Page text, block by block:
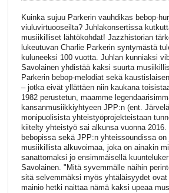
Kuinka sujuu Parkerin vauhdikas bebop-
viuluvirtuooseilta? Juhlakonsertissa
musiikilliset lähtökohdat! Jazzhistorian
lukeutuvan Charlie Parkerin syntymästä
kuluneeksi 100 vuotta. Juhlan kunniaksi
Savolainen yhdistää kaksi suurta
Parkerin bebop-melodiat sekä
– jotka eivät yllättäen niin kaukana
1982 perustetun, maamme
kansanmusiikkiyhtyeen JPP:n (ent.
monipuolisista yhteistyöprojekteistaan
kiitelty yhteistyö sai alkunsa vuonna 2016.
bebopissa sekä JPP:n yhteissoundissa
musiikillista alkuvoimaa, joka on ainakin
sanattomaksi jo ensimmäisellä
Savolainen. "Mitä syvemmälle näihin
sitä selvemmäksi myös yhtäläisyydet
mainio hetki naittaa nämä kaksi upeaa